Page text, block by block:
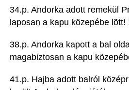
34.p. Andorka adott remekül
laposan a kapu közepébe lõtt!
38.p. Andorka kapott a bal
magabiztosan a kapu
41.p. Hajba adott balról